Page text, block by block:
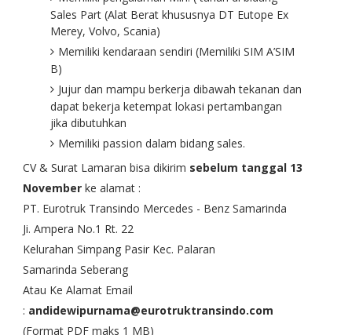
Sales Part (Alat Berat khususnya DT Eutope Ex
Merey, Volvo, Scania)
Memiliki kendaraan sendiri (Memiliki SIM A’SIM
B)
Jujur dan mampu berkerja dibawah tekanan dan
dapat bekerja ketempat lokasi pertambangan
jika dibutuhkan
Memiliki passion dalam bidang sales.
CV & Surat Lamaran bisa dikirim sebelum tanggal 13
Novemberke alamat :
PT. Eurotruk Transindo Mercedes - Benz Samarinda
Ji. Ampera No.1 Rt. 22
Kelurahan Simpang Pasir Kec. Palaran
Samarinda Seberang
Atau Ke Alamat Email
: andidewipurnama@eurotruktransindo.com
(Format PDF maks 1 MB)